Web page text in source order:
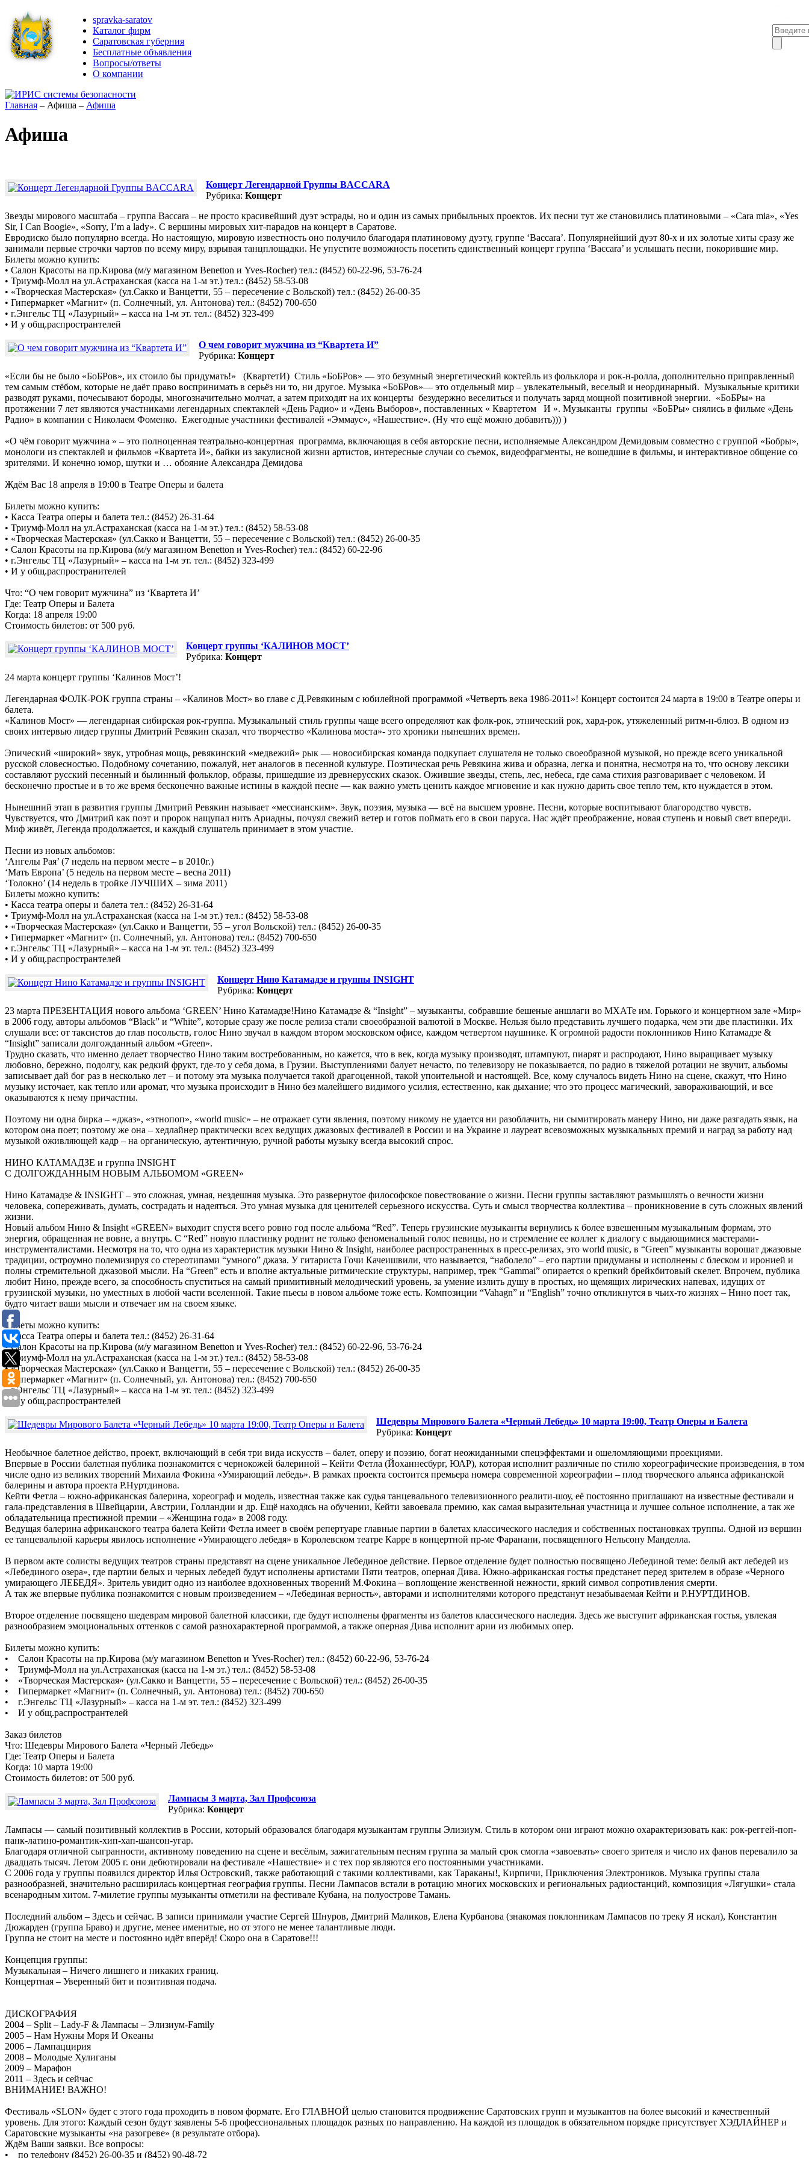
spravka-saratov
Каталог фирм
Саратовская губерния
Бесплатные объявления
Вопросы/ответы
О компании
Главная – Афиша – Афиша
Афиша
Концерт Легендарной Группы BACCARA
Рубрика: Концерт
Звезды мирового масштаба – группа Baccara – не просто красивейший дуэт эстрады, но и один из самых прибыльных проектов. Их песни тут же становились платиновыми – «Cara mia», «Yes
Sir, I Сan Boogie», «Sorry, I’m a lady». С вершины мировых хит-парадов на концерт в Саратове.
Евродиско было популярно всегда. Но настоящую, мировую известность оно получило благодаря платиновому дуэту, группе ‘Baccara’. Популярнейший дуэт 80-х и их золотые хиты сразу же
занимали первые строчки чартов по всему миру, взрывая танцплощадки. Не упустите возможность посетить единственный концерт группа ‘Baccara’ и услышать песни, покорившие мир.
Билеты можно купить:
• Салон Красоты на пр.Кирова (м/у магазином Benetton и Yves-Rocher) тел.: (8452) 60-22-96, 53-76-24
• Триумф-Молл на ул.Астраханская (касса на 1-м эт.) тел.: (8452) 58-53-08
• «Творческая Мастерская» (ул.Сакко и Ванцетти, 55 – пересечение с Вольской) тел.: (8452) 26-00-35
• Гипермаркет «Магнит» (п. Солнечный, ул. Антонова) тел.: (8452) 700-650
• г.Энгельс ТЦ «Лазурный» – касса на 1-м эт. тел.: (8452) 323-499
• И у общ.распространтелей
О чем говорит мужчина из “Квартета И”
Рубрика: Концерт
«Если бы не было «БоБРов», их стоило бы придумать!» (КвартетИ) Стиль «БоБРов» — это безумный энергетический коктейль из фольклора и рок-н-ролла, дополнительно приправленный
тем самым стёбом, которые не даёт право воспринимать в серьёз ни то, ни другое. Музыка «БоБРов»— это отдельный мир – увлекательный, веселый и неординарный. Музыкальные критики
разводят руками, почесывают бороды, многозначительно молчат, а затем приходят на их концерты безудержно веселиться и получать заряд мощной позитивной энергии. «БоБРы» на
протяжении 7 лет являются участниками легендарных спектаклей «День Радио» и «День Выборов», поставленных « Квартетом И ». Музыканты группы «БоБРы» снялись в фильме «День
Радио» в компании с Николаем Фоменко. Ежегодные участники фестивалей «Эммаус», «Нашествие». (Ну что ещё можно добавить))) )
«О чём говорит мужчина » – это полноценная театрально-концертная программа, включающая в себя авторские песни, исполняемые Александром Демидовым совместно с группой «Бобры»,
монологи из спектаклей и фильмов «Квартета И», байки из закулисной жизни артистов, интересные случаи со съемок, видеофрагменты, не вошедшие в фильмы, и интерактивное общение со
зрителями. И конечно юмор, шутки и … обояние Александра Демидова
Ждём Вас 18 апреля в 19:00 в Театре Оперы и балета
Билеты можно купить:
• Касса Театра оперы и балета тел.: (8452) 26-31-64
• Триумф-Молл на ул.Астраханская (касса на 1-м эт.) тел.: (8452) 58-53-08
• «Творческая Мастерская» (ул.Сакко и Ванцетти, 55 – пересечение с Вольской) тел.: (8452) 26-00-35
• Салон Красоты на пр.Кирова (м/у магазином Benetton и Yves-Rocher) тел.: (8452) 60-22-96
• г.Энгельс ТЦ «Лазурный» – касса на 1-м эт. тел.: (8452) 323-499
• И у общ.распространителей
Что: “О чем говорит мужчина” из ‘Квартета И’
Где: Театр Оперы и Балета
Когда: 18 апреля 19:00
Стоимость билетов: от 500 руб.
Концерт группы ‘КАЛИНОВ МОСТ’
Рубрика: Концерт
24 марта концерт группы ‘Калинов Мост’!
Легендарная ФОЛК-РОК группа страны – «Калинов Мост» во главе с Д.Ревякиным с юбилейной программой «Четверть века 1986-2011»! Концерт состоится 24 марта в 19:00 в Театре оперы и
балета.
«Калинов Мост» — легендарная сибирская рок-группа. Музыкальный стиль группы чаще всего определяют как фолк-рок, этнический рок, хард-рок, утяжеленный ритм-н-блюз. В одном из
своих интервью лидер группы Дмитрий Ревякин сказал, что творчество «Калинова моста»- это хроники нынешних времен.
Эпический «широкий» звук, утробная мощь, ревякинский «медвежий» рык — новосибирская команда подкупает слушателя не только своеобразной музыкой, но прежде всего уникальной
русской словесностью. Подобному сочетанию, пожалуй, нет аналогов в песенной культуре. Поэтическая речь Ревякина жива и образна, легка и понятна, несмотря на то, что основу лексики
составляют русский песенный и былинный фольклор, образы, пришедшие из древнерусских сказок. Ожившие звезды, степь, лес, небеса, где сама стихия разговаривает с человеком. И
бесконечно простые и в то же время бесконечно важные истины в каждой песне — как важно уметь ценить каждое мгновение и как нужно дарить свое тепло тем, кто нуждается в этом.
Нынешний этап в развития группы Дмитрий Ревякин называет «мессианским». Звук, поэзия, музыка — всё на высшем уровне. Песни, которые воспитывают благородство чувств.
Чувствуется, что Дмитрий как поэт и пророк нащупал нить Ариадны, почуял свежий ветер и готов поймать его в свои паруса. Нас ждёт преображение, новая ступень и новый свет впереди.
Миф живёт, Легенда продолжается, и каждый слушатель принимает в этом участие.
Песни из новых альбомов:
‘Ангелы Рая’ (7 недель на первом месте – в 2010г.)
‘Мать Европа’ (5 недель на первом месте – весна 2011)
‘Толокно’ (14 недель в тройке ЛУЧШИХ – зима 2011)
Билеты можно купить:
• Касса театра оперы и балета тел.: (8452) 26-31-64
• Триумф-Молл на ул.Астраханская (касса на 1-м эт.) тел.: (8452) 58-53-08
• «Творческая Мастерская» (ул.Сакко и Ванцетти, 55 – угол Вольской) тел.: (8452) 26-00-35
• Гипермаркет «Магнит» (п. Солнечный, ул. Антонова) тел.: (8452) 700-650
• г.Энгельс ТЦ «Лазурный» – касса на 1-м эт. тел.: (8452) 323-499
• И у общ.распространтелей
Концерт Нино Катамадзе и группы INSIGHT
Рубрика: Концерт
23 марта ПРЕЗЕНТАЦИЯ нового альбома ‘GREEN’ Нино Катамадзе!Нино Катамадзе & “Insight” – музыканты, собравшие бешеные аншлаги во МХАТе им. Горького и концертном зале «Мир»
в 2006 году, авторы альбомов “Black” и “White”, которые сразу же после релиза стали своеобразной валютой в Москве. Нельзя было представить лучшего подарка, чем эти две пластинки. Их
слушали все: от таксистов до глав посольств, голос Нино звучал в каждом втором московском офисе, каждом четвертом наушнике. К огромной радости поклонников Нино Катамадзе &
“Insight” записали долгожданный альбом «Green».
Трудно сказать, что именно делает творчество Нино таким востребованным, но кажется, что в век, когда музыку производят, штампуют, пиарят и распродают, Нино выращивает музыку
любовно, бережно, подолгу, как редкий фрукт, где-то у себя дома, в Грузии. Выступлениями балует нечасто, по телевизору не показывается, по радио в тяжелой ротации не звучит, альбомы
записывает дай бог раз в несколько лет – и потому эта музыка получается такой драгоценной, такой упоительной и настоящей. Все, кому случалось видеть Нино на сцене, скажут, что Нино
музыку источает, как тепло или аромат, что музыка происходит в Нино без малейшего видимого усилия, естественно, как дыхание; что это процесс магический, завораживающий, и все
оказываются к нему причастны.
Поэтому ни одна бирка – «джаз», «этнопоп», «world music» – не отражает сути явления, поэтому никому не удается ни разоблачить, ни сымитировать манеру Нино, ни даже разгадать язык, на
котором она поет; поэтому же она – хедлайнер практически всех ведущих джазовых фестивалей в России и на Украине и лауреат всевозможных музыкальных премий и наград за работу над
музыкой оживляющей кадр – на органическую, аутентичную, ручной работы музыку всегда высокий спрос.
НИНО КАТАМАДЗЕ и группа INSIGHT
С ДОЛГОЖДАННЫМ НОВЫМ АЛЬБОМОМ «GREEN»
Нино Катамадзе & INSIGHT – это cложная, умная, нездешняя музыка. Это развернутое философское повествование о жизни. Песни группы заставляют размышлять о вечности жизни
человека, сопереживать, думать, сострадать и надеяться. Это умная музыка для ценителей серьезного искусства. Суть и смысл творчества коллектива – проникновение в суть сложных явлений
жизни.
Новый альбом Нино & Insight «GREEN» выходит спустя всего ровно год после альбома “Red”. Теперь грузинские музыканты вернулись к более взвешенным музыкальным формам, это
энергия, обращенная не вовне, а внутрь. С “Red” новую пластинку роднит не только феноменальный голос певицы, но и стремление ее коллег к диалогу с выдающимися мастерами-
инструменталистами. Несмотря на то, что одна из характеристик музыки Нино & Insight, наиболее распространенных в пресс-релизах, это world music, в “Green” музыканты ворошат джазовые
традиции, остроумно полемизируя со стереотипами “умного” джаза. У гитариста Гочи Качеишвили, что называется, “наболело” – его партии придуманы и исполнены с блеском и иронией и
полны стремительной джазовой мысли. На “Green” есть и вполне актуальные ритмические структуры, например, трек “Gammai” опирается о крепкий брейкбитовый скелет. Впрочем, публика
любит Нино, прежде всего, за способность спуститься на самый примитивный мелодический уровень, за умение излить душу в простых, но щемящих лирических напевах, идущих от
грузинской музыки, но уместных в любой части вселенной. Такие пьесы в новом альбоме тоже есть. Композиции “Vahagn” и “English” точно откликнутся в чьих-то жизнях – Нино поет так,
будто читает ваши мысли и отвечает им на своем языке.
Билеты можно купить:
• Касса Театра оперы и балета тел.: (8452) 26-31-64
• Салон Красоты на пр.Кирова (м/у магазином Benetton и Yves-Rocher) тел.: (8452) 60-22-96, 53-76-24
• Триумф-Молл на ул.Астраханская (касса на 1-м эт.) тел.: (8452) 58-53-08
• «Творческая Мастерская» (ул.Сакко и Ванцетти, 55 – пересечение с Вольской) тел.: (8452) 26-00-35
• Гипермаркет «Магнит» (п. Солнечный, ул. Антонова) тел.: (8452) 700-650
• г.Энгельс ТЦ «Лазурный» – касса на 1-м эт. тел.: (8452) 323-499
• И у общ.распространтелей
Шедевры Мирового Балета «Черный Лебедь» 10 марта 19:00, Театр Оперы и Балета
Рубрика: Концерт
Необычное балетное действо, проект, включающий в себя три вида искусств – балет, оперу и поэзию, богат неожиданными спецэффектами и ошеломляющими проекциями.
Впервые в России балетная публика познакомится с чернокожей балериной – Кейти Фетла (Йоханнесбург, ЮАР), которая исполнит различные по стилю хореографические произведения, в том
числе одно из великих творений Михаила Фокина «Умирающий лебедь». В рамках проекта состоится премьера номера современной хореографии – плод творческого альянса африканской
балерины и автора проекта Р.Нуртдинова.
Кейти Фетла – южно-африканская балерина, хореограф и модель, известная также как судья танцевального телевизионного реалити-шоу, её постоянно приглашают на известные фестивали и
гала-представления в Швейцарии, Австрии, Голландии и др. Ещё находясь на обучении, Кейти завоевала премию, как самая выразительная участница и лучшее сольное исполнение, а так же
обладательница престижной премии – «Женщина года» в 2008 году.
Ведущая балерина африканского театра балета Кейти Фетла имеет в своём репертуаре главные партии в балетах классического наследия и собственных постановках труппы. Одной из вершин
ее танцевальной карьеры явилось исполнение «Умирающего лебедя» в Королевском театре Карре в концертной пр-ме Фаранани, посвященного Нельсону Манделла.
В первом акте солисты ведущих театров страны представят на сцене уникальное Лебединое действие. Первое отделение будет полностью посвящено Лебединой теме: белый акт лебедей из
«Лебединого озера», где партии белых и черных лебедей будут исполнены артистами Пяти театров, оперная Дива. Южно-африканская гостья предстанет перед зрителем в образе «Черного
умирающего ЛЕБЕДЯ». Зритель увидит одно из наиболее вдохновенных творений М.Фокина – воплощение женственной нежности, яркий символ сопротивления смерти.
А так же впервые публика познакомится с новым произведением – «Лебединая верность», авторами и исполнителями которого предстанут незабываемая Кейти и Р.НУРТДИНОВ.
Второе отделение посвящено шедеврам мировой балетной классики, где будут исполнены фрагменты из балетов классического наследия. Здесь же выступит африканская гостья, увлекая
разнообразием эмоциональных оттенков с самой разнохарактерной программой, а также оперная Дива исполнит арии из любимых опер.
Билеты можно купить:
• Салон Красоты на пр.Кирова (м/у магазином Benetton и Yves-Rocher) тел.: (8452) 60-22-96, 53-76-24
• Триумф-Молл на ул.Астраханская (касса на 1-м эт.) тел.: (8452) 58-53-08
• «Творческая Мастерская» (ул.Сакко и Ванцетти, 55 – пересечение с Вольской) тел.: (8452) 26-00-35
• Гипермаркет «Магнит» (п. Солнечный, ул. Антонова) тел.: (8452) 700-650
• г.Энгельс ТЦ «Лазурный» – касса на 1-м эт. тел.: (8452) 323-499
• И у общ.распространтелей
Заказ билетов
Что: Шедевры Мирового Балета «Черный Лебедь»
Где: Театр Оперы и Балета
Когда: 10 марта 19:00
Стоимость билетов: от 500 руб.
Лампасы 3 марта, Зал Профсоюза
Рубрика: Концерт
Лампасы — самый позитивный коллектив в России, который образовался благодаря музыкантам группы Элизиум. Стиль в котором они играют можно охарактеризовать как: рок-реггей-поп-
панк-латино-романтик-хип-хап-шансон-угар.
Благодаря отличной сыгранности, активному поведению на сцене и весёлым, зажигательным песням группа за малый срок смогла «завоевать» своего зрителя и число их фанов перевалило за
двадцать тысяч. Летом 2005 г. они дебютировали на фестивале «Нашествие» и с тех пор являются его постоянными участниками.
С 2006 года у группы появился директор Илья Островский, также работающий с такими коллективами, как Тараканы!, Кирпичи, Приключения Электроников. Музыка группы стала
разнообразней, значительно расширилась концертная география группы. Песни Лампасов встали в ротацию многих московских и региональных радиостанций, композиция «Лягушки» стала
всенародным хитом. 7-милетие группы музыканты отметили на фестивале Кубана, на полуострове Тамань.
Последний альбом – Здесь и сейчас. В записи принимали участие Сергей Шнуров, Дмитрий Маликов, Елена Курбанова (знакомая поклонникам Лампасов по треку Я искал), Константин
Дюжарден (группа Браво) и другие, менее именитые, но от этого не менее талантливые люди.
Группа не стоит на месте и постоянно идёт вперёд! Скоро она в Саратове!!!
Концепция группы:
Музыкальная – Ничего лишнего и никаких границ.
Концертная – Уверенный бит и позитивная подача.
ДИСКОГРАФИЯ
2004 – Split – Lady-F & Лампасы – Элизиум-Family
2005 – Нам Нужны Моря И Океаны
2006 – Лампаццирия
2008 – Молодые Хулиганы
2009 – Марафон
2011 – Здесь и сейчас
ВНИМАНИЕ! ВАЖНО!
Фестиваль «SLON» будет с этого года проходить в новом формате. Его ГЛАВНОЙ целью становится продвижение Саратовских групп и музыкантов на более высокий и качественный
уровень. Для этого: Каждый сезон будут заявлены 5-6 профессиональных площадок разных по направлению. На каждой из площадок в обязательном порядке присутствует ХЭДЛАЙНЕР и
Саратовские музыканты «на разогреве» (в результате отбора).
Ждём Ваши заявки. Все вопросы:
• по телефону (8452) 26-00-35 и (8452) 90-48-72